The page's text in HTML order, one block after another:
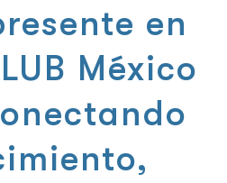
en
México